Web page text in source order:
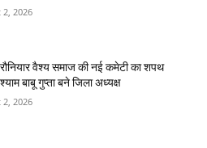
2, 2026
रौनियार वैश्य समाज की नई कमेटी का शपथ
बाबू गुप्ता बने जिला अध्यक्ष
2, 2026